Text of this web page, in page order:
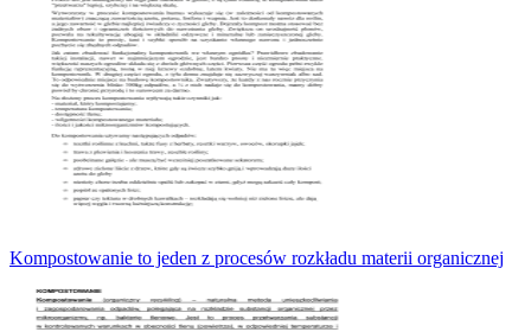
Kompostowanie to jeden z procesów rozkładu materii organicznej